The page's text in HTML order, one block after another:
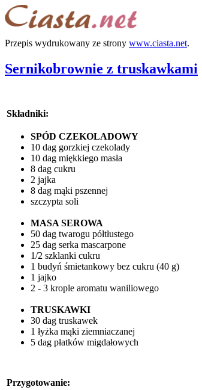
Przepis wydrukowany ze strony www.ciasta.net.
Sernikobrownie z truskawkami
Składniki:
SPÓD CZEKOLADOWY
10 dag gorzkiej czekolady
10 dag miękkiego masła
8 dag cukru
2 jajka
8 dag mąki pszennej
szczypta soli
MASA SEROWA
50 dag twarogu półtłustego
25 dag serka mascarpone
1/2 szklanki cukru
1 budyń śmietankowy bez cukru (40 g)
1 jajko
2 - 3 krople aromatu waniliowego
TRUSKAWKI
30 dag truskawek
1 łyżka mąki ziemniaczanej
5 dag płatków migdałowych
Przygotowanie: